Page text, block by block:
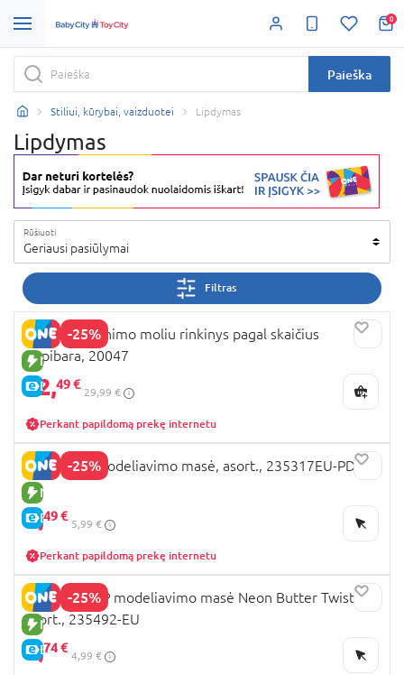
0
Paieška
Stiliui, kūrybai, vaizduotei Lipdymas
Lipdymas
Rūšiuoti
Geriausi pasiūlymai
Filtras
-25%
NAUJA PREKĖ
E-KAINA
OKTO spalvinimo moliu rinkinys pagal skaičius
Kapibara, 20047
22,49 €
29,99 €
Perkant papildomą prekę internetu
-25%
NAUJA PREKĖ
E-KAINA
PLAY-DOH modeliavimo masė, asort., 235317EU-PDQ
4,49 €
5,99 €
Perkant papildomą prekę internetu
-25%
NAUJA PREKĖ
E-KAINA
SLIMYGLOOP modeliavimo masė Neon Butter Twist,
asort., 235492-EU
3,74 €
4,99 €